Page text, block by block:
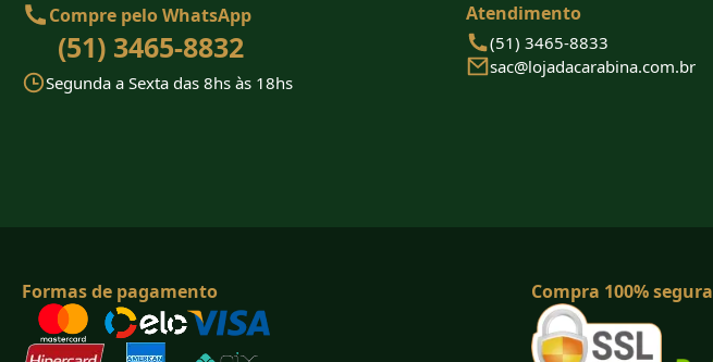
Compre pelo WhatsApp
(51) 3465-8832
Segunda a Sexta das 8hs às 18hs
Atendimento
(51) 3465-8833
sac@lojadacarabina.com.br
Formas de pagamento Compra 100% segura